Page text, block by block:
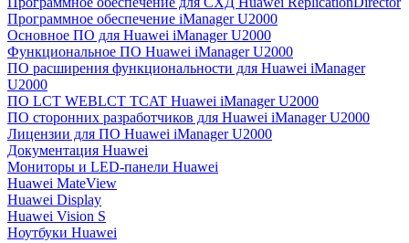
Программное обеспечение iManager U2000
Основное ПО для Huawei iManager U2000
Функциональное ПО Huawei iManager U2000
ПО расширения функциональности для Huawei iManager
U2000
ПО LCT WEBLCT TCAT Huawei iManager U2000
ПО сторонних разработчиков для Huawei iManager U2000
Лицензии для ПО Huawei iManager U2000
Документация Huawei
Мониторы и LED-панели Huawei
Huawei MateView
Huawei Display
Huawei Vision S
Ноутбуки Huawei